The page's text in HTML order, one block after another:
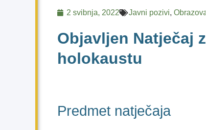
2 svibnja, 2022 Javni pozivi,
Objavljen Natječaj
holokaustu
Predmet natječaja